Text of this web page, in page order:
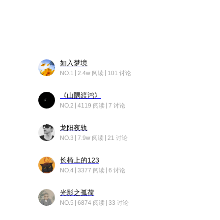
如入梦境
NO.1 2.4w 阅读 101 讨论
《山隅渡鸿》
NO.2 4119 阅读 7 讨论
龙阳夜轨
NO.3 7.9w 阅读 21 讨论
长椅上的123
NO.4 3377 阅读 6 讨论
光影之孤荷
NO.5 6874 阅读 33 讨论